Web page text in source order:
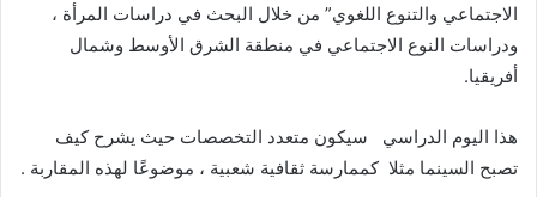
الاجتماعي والتنوع اللغوي” من خلال البحث في دراسات المرأة ،
ودراسات النوع الاجتماعي في منطقة الشرق الأوسط وشمال
أفريقيا.
هذا اليوم الدراسي سيكون متعدد التخصصات حيث يشرح كيف
تصبح السينما مثلا كممارسة ثقافية شعبية ، موضوعًا لهذه المقاربة .